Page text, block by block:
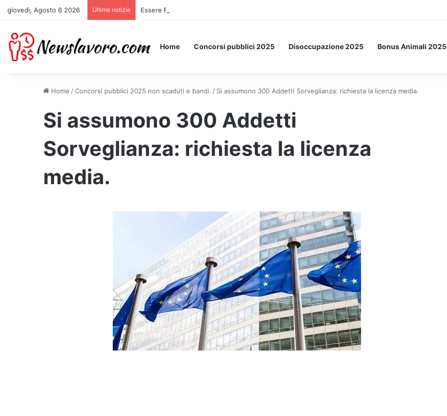
giovedì, Agosto 6 2026 Ultime notizie Essere Pagati per Stare a Letto: ecco l’esperimento spaziale.
Home Concorsi pubblici 2025 Disoccupazione 2025 Bonus Animali 2025
Home /Concorsi pubblici 2025 non scaduti e bandi. / Si assumono 300 Addetti Sorveglianza: richiesta la licenza media.
Si assumono 300 Addetti
Sorveglianza: richiesta la licenza
media.